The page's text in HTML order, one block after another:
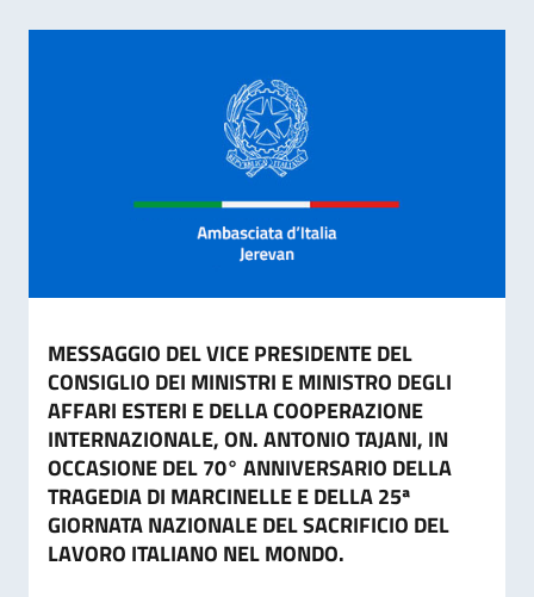
MESSAGGIO DEL VICE PRESIDENTE DEL
CONSIGLIO DEI MINISTRI E MINISTRO DEGLI
AFFARI ESTERI E DELLA COOPERAZIONE
INTERNAZIONALE, ON. ANTONIO TAJANI, IN
OCCASIONE DEL 70° ANNIVERSARIO DELLA
TRAGEDIA DI MARCINELLE E DELLA 25ª
GIORNATA NAZIONALE DEL SACRIFICIO DEL
LAVORO ITALIANO NEL MONDO.